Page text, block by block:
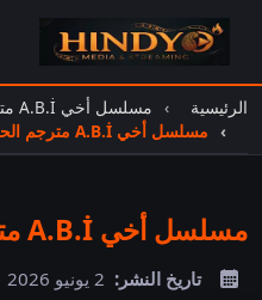
الرئيسية
مسلسل أخي A.B.İ مترجم
مسلسل أخي A.B.İ مترجم الحلقة 16
مسلسل أخي A.B.İ مترجم الحلقة 16
تاريخ النشر: 2 يونيو 2026